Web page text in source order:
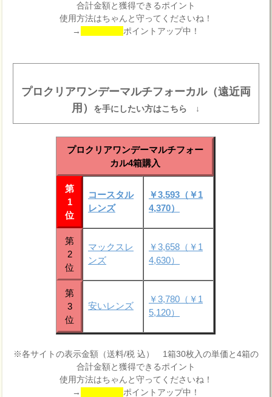
合計金額と獲得できるポイント
使用方法はちゃんと守ってくださいね！
→
ポイントアップ中！
プロクリアワンデーマルチフォーカル（遠近両
用）
を手にしたい方はこちら ↓
プロクリアワンデーマルチフォー
カル4箱購入
第
1
位
コースタル
レンズ
￥3,593（￥1
4,370）
第
2
位
マックスレ
ンズ
￥3,658（￥1
4,630）
第
3
位
安いレンズ
￥3,780（￥1
5,120）
※各サイトの表示金額（送料/税 込） 1箱30枚入の単価と4箱の
合計金額と獲得できるポイント
使用方法はちゃんと守ってくださいね！
→
ポイントアップ中！